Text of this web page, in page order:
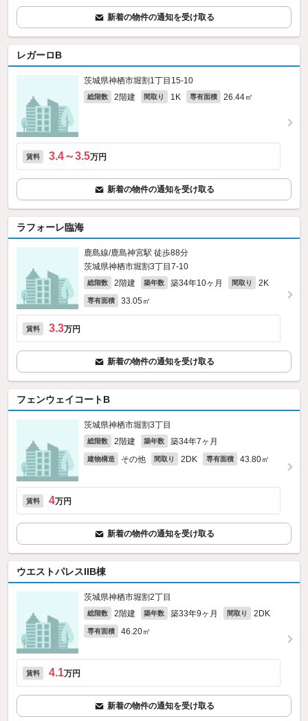
新着の物件の通知を受け取る
レガーロB
茨城県神栖市堀割1丁目15-10
総階数 2階建 間取り 1K 専有面積 26.44㎡
賃料 3.4～3.5万円
新着の物件の通知を受け取る
ラフォーレ臨海
鹿島線/鹿島神宮駅 徒歩88分
茨城県神栖市堀割3丁目7-10
総階数 2階建 築年数 築34年10ヶ月 間取り 2K
専有面積 33.05㎡
賃料 3.3万円
新着の物件の通知を受け取る
フェンウェイコートB
茨城県神栖市堀割3丁目
総階数 2階建 築年数 築34年7ヶ月
建物構造 その他 間取り 2DK 専有面積 43.80㎡
賃料 4万円
新着の物件の通知を受け取る
ウエストパレスIIB棟
茨城県神栖市堀割2丁目
総階数 2階建 築年数 築33年9ヶ月 間取り 2DK
専有面積 46.20㎡
賃料 4.1万円
新着の物件の通知を受け取る